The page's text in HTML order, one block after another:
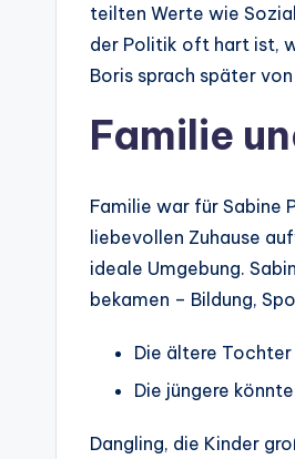
teilten Werte wie
der Politik oft hart ist,
Boris sprach später
Familie
Familie war für Sabine
liebevollen Zuhause
ideale Umgebung.
bekamen – Bildung,
Die ältere
Die jüngere
Dangling, die Kinder